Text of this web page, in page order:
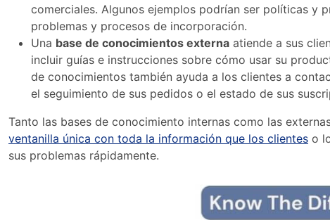
comerciales. Algunos ejemplos podrían ser políticas y
problemas y procesos de incorporación.
Una base de conocimientos externa atiende a sus
incluir guías e instrucciones sobre cómo usar su
de conocimientos también ayuda a los clientes a
el seguimiento de sus pedidos o el estado de sus
Tanto las bases de conocimiento internas como las
ventanilla única con toda la información que los clientes o
sus problemas rápidamente.